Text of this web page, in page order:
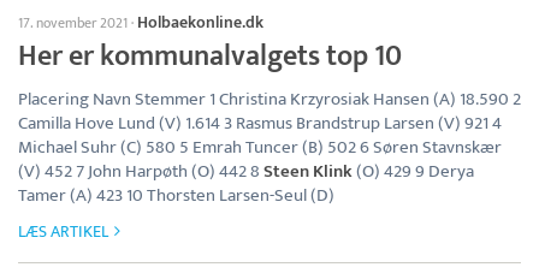
17. november 2021· Holbaekonline.dk
Her er kommunalvalgets top 10
Placering Navn Stemmer 1 Christina Krzyrosiak Hansen (A) 18.590 2
Camilla Hove Lund (V) 1.614 3 Rasmus Brandstrup Larsen (V) 921 4
Michael Suhr (C) 580 5 Emrah Tuncer (B) 502 6 Søren Stavnskær
(V) 452 7 John Harpøth (O) 442 8Steen Klink(O) 429 9 Derya
Tamer (A) 423 10 Thorsten Larsen-Seul (D)
LÆS ARTIKEL